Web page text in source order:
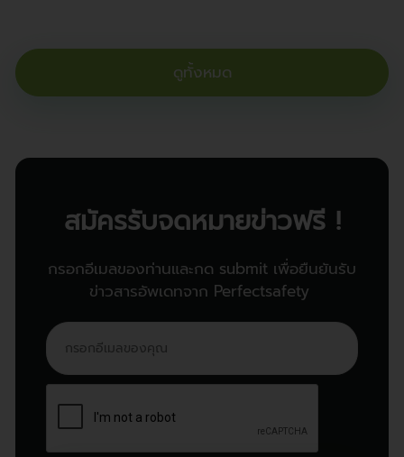
ดูทั้งหมด
สมัครรับจดหมายข่าวฟรี !
กรอกอีเมลของท่านและกด submit เพื่อยืนยันรับ
ข่าวสารอัพเดทจาก Perfectsafety